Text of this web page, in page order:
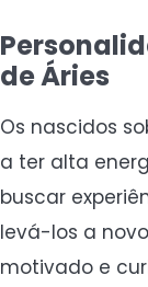
de Áries
Os nascidos
a ter alta
buscar
levá-los a
motivado e